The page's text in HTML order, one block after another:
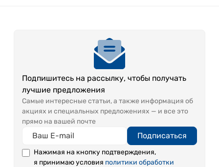
Подпишитесь на рассылку, чтобы получать
лучшие предложения
Самые интересные статьи, а также информация об
акциях и специальных предложениях — и все это
прямо на вашей почте
Подписаться
Нажимая на кнопку подтверждения,
я принимаю условия политики обработки